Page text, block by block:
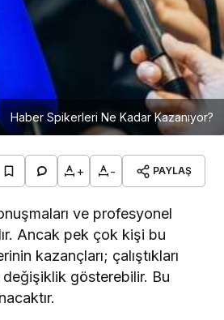
Haber Spikerleri Ne Kadar Kazanıyor?
+ - PAYLAŞ
ve profesyonel
Ancak pek çok kişi bu
kazançları; çalıştıkları
gösterebilir. Bu